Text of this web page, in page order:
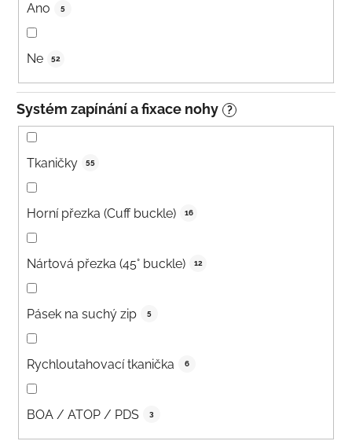
Ano 5
Ne 52
Systém zapínání a fixace nohy ?
Tkaničky 55
Horní přezka (Cuff buckle) 16
Nártová přezka (45° buckle) 12
Pásek na suchý zip 5
Rychloutahovací tkanička 6
BOA / ATOP / PDS 3